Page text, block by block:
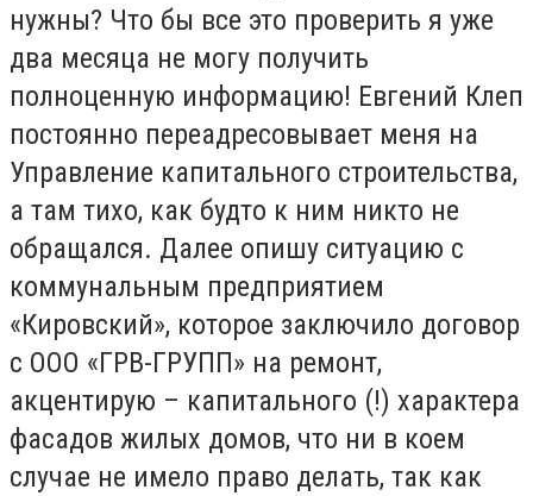
нужны? Что бы все это проверить я уже
два месяца не могу получить
полноценную информацию! Евгений Клеп
постоянно переадресовывает меня на
Управление капитального строительства,
а там тихо, как будто к ним никто не
обращался. Далее опишу ситуацию с
коммунальным предприятием
«Кировский», которое заключило договор
с ООО «ГРВ-ГРУПП» на ремонт,
акцентирую – капитального (!) характера
фасадов жилых домов, что ни в коем
случае не имело право делать, так как